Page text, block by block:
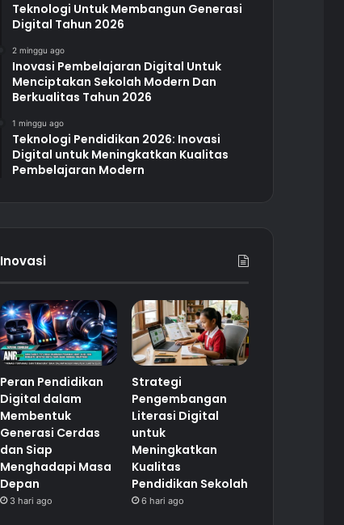
Teknologi Untuk Membangun Generasi
Digital Tahun 2026
2 minggu ago
Inovasi Pembelajaran Digital Untuk
Menciptakan Sekolah Modern Dan
Berkualitas Tahun 2026
1 minggu ago
Teknologi Pendidikan 2026: Inovasi
Digital untuk Meningkatkan Kualitas
Pembelajaran Modern
Inovasi
Peran Pendidikan
Digital dalam
Membentuk
Generasi Cerdas
dan Siap
Menghadapi Masa
Depan
3 hari ago
Strategi
Pengembangan
Literasi Digital
untuk
Meningkatkan
Kualitas
Pendidikan Sekolah
6 hari ago